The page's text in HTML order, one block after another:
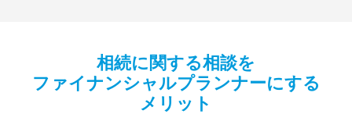
相続に関する相談を
ファイナンシャルプランナーにする
メリット